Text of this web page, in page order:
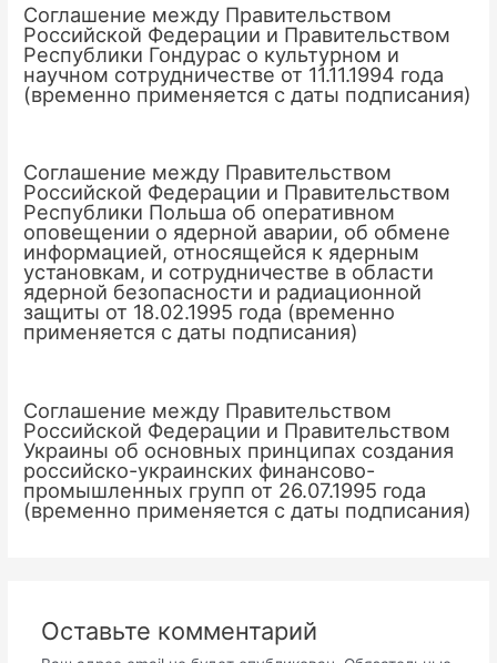
Соглашение между Правительством
Российской Федерации и Правительством
Республики Гондурас о культурном и
научном сотрудничестве от 11.11.1994 года
(временно применяется с даты подписания)
Соглашение между Правительством
Российской Федерации и Правительством
Республики Польша об оперативном
оповещении о ядерной аварии, об обмене
информацией, относящейся к ядерным
установкам, и сотрудничестве в области
ядерной безопасности и радиационной
защиты от 18.02.1995 года (временно
применяется с даты подписания)
Соглашение между Правительством
Российской Федерации и Правительством
Украины об основных принципах создания
российско-украинских финансово-
промышленных групп от 26.07.1995 года
(временно применяется с даты подписания)
Оставьте комментарий